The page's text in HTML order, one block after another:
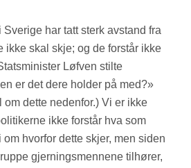
har tatt sterk avstand fra
ikke skal skje; og de forstår ikke
Løfven stilte
er det dere holder på med?»
om dette nedenfor.) Vi er ikke
ikke forstår hva som
hvorfor dette skjer, men siden
gjerningsmennene tilhører,